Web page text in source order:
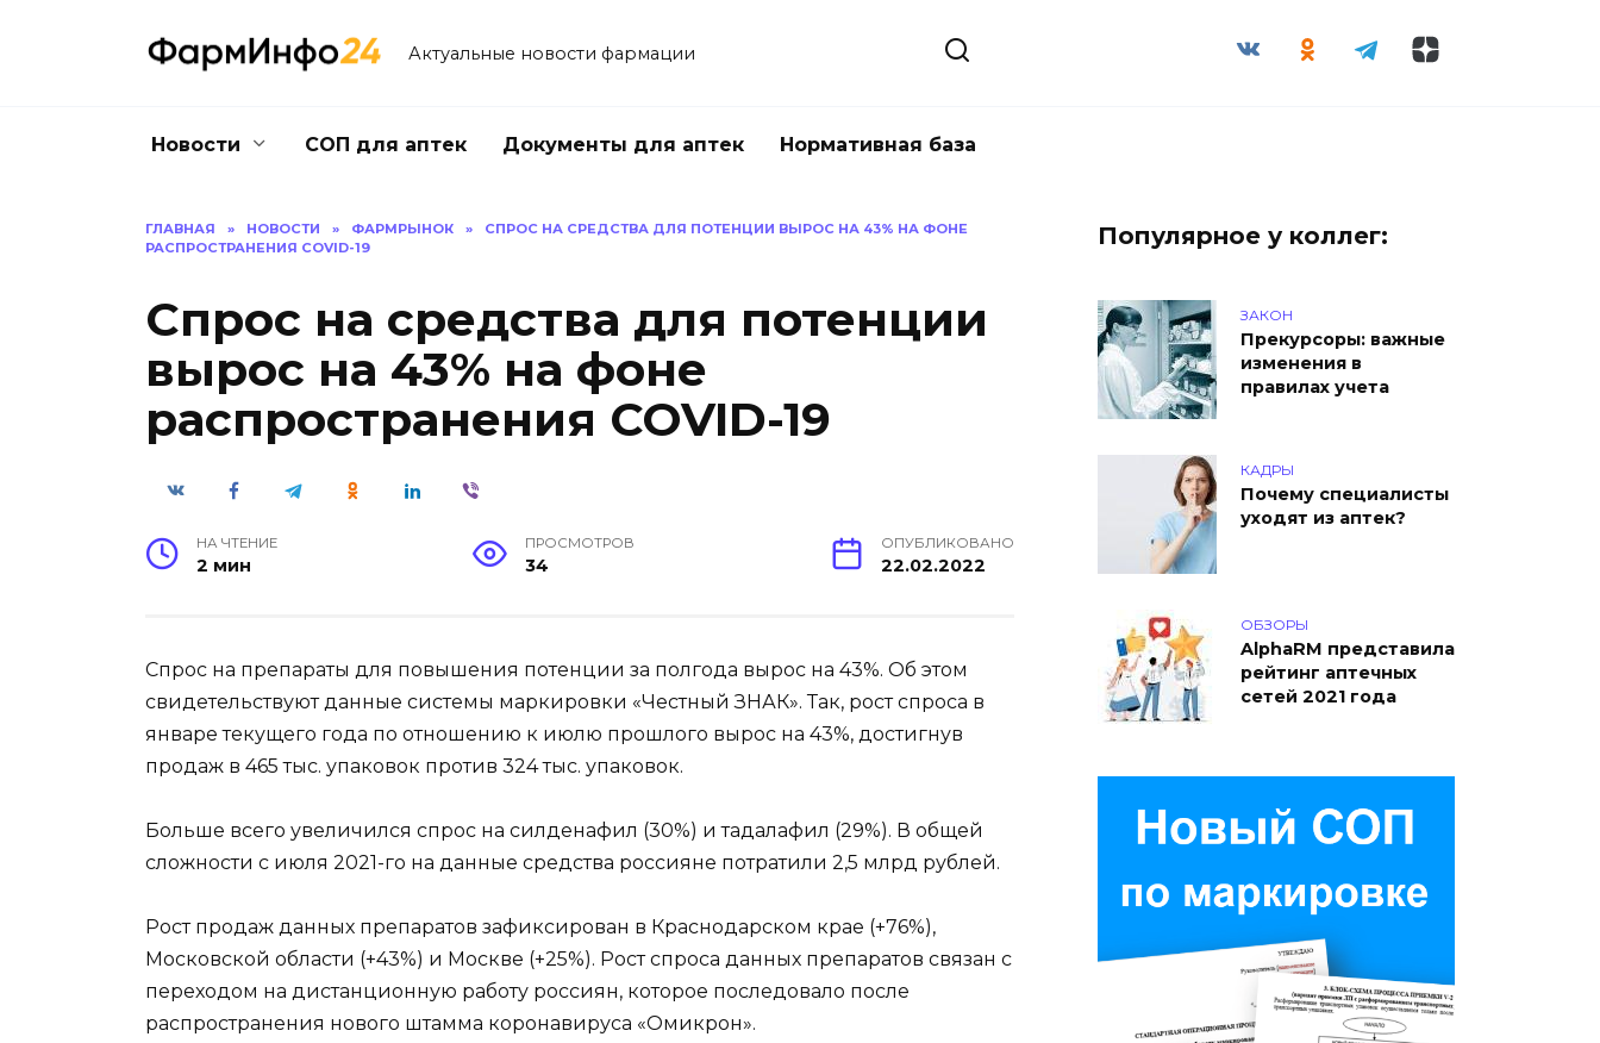
Актуальные новости фармации
Новости СОП для аптек Документы для аптек Нормативная база
ГЛАВНАЯ » НОВОСТИ » ФАРМРЫНОК »
СПРОС НА СРЕДСТВА ДЛЯ ПОТЕНЦИИ ВЫРОС НА 43% НА ФОНЕ
РАСПРОСТРАНЕНИЯ COVID-19
Спрос на средства для потенции
вырос на 43% на фоне
распространения COVID-19
НА ЧТЕНИЕ
2 мин
ПРОСМОТРОВ
34
ОПУБЛИКОВАНО
22.02.2022
Спрос на препараты для повышения потенции за полгода вырос на 43%. Об этом
свидетельствуют данные системы маркировки «Честный ЗНАК». Так, рост спроса в
январе текущего года по отношению к июлю прошлого вырос на 43%, достигнув
продаж в 465 тыс. упаковок против 324 тыс. упаковок.
Больше всего увеличился спрос на силденафил (30%) и тадалафил (29%). В общей
сложности с июля 2021-го на данные средства россияне потратили 2,5 млрд рублей.
Рост продаж данных препаратов зафиксирован в Краснодарском крае (+76%),
Московской области (+43%) и Москве (+25%). Рост спроса данных препаратов связан с
переходом на дистанционную работу россиян, которое последовало после
распространения нового штамма коронавируса «Омикрон».
Популярное у коллег:
ЗАКОН
Прекурсоры: важные
изменения в
правилах учета
КАДРЫ
Почему специалисты
уходят из аптек?
ОБЗОРЫ
AlphaRM представила
рейтинг аптечных
сетей 2021 года